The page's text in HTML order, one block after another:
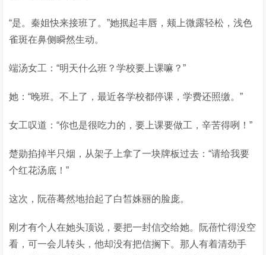
“是。秦姐快来接班了。”她抿起丰唇，颊上微露轻松，浅色
雀斑在鼻侧瞬然生动。
端汤女工：“明天什么班？学校要上课嘛？”
她：“晚班。不上了，最近各学校都停课，学费还照缴。”
女工叹道：“你也是很吃力的，要上课要做工，辛苦得咧！”
楚勋掐掉半只烟，从架子上拿了一块牌板过去：“请给我要
个红花汤底！”
这次，阮蓓蓦然地抬起了白皙姝丽的脸庞。
刚才有个人在她头顶说，要把一封信交给她。阮蓓忙得没空
看，可一会儿转头，他却没有把信搁下。那人有着清劲手